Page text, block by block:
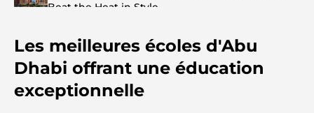
Beat the Heat in Style
Top 7 Busiest Airports in the World: Hub of Global
Abu Dhabi vs Dubai: A Practical Comparison for
Les meilleures écoles d'Abu
Dhabi offrant une éducation
exceptionnelle